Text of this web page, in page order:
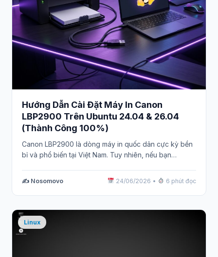
Hướng Dẫn Cài Đặt Máy In Canon
LBP2900 Trên Ubuntu 24.04 & 26.04
(Thành Công 100%)
Canon LBP2900 là dòng máy in quốc dân cực kỳ bền
bỉ và phổ biến tại Việt Nam. Tuy nhiên, nếu bạn…
✍️ Nosomovo 24/06/2026 • 6 phút đọc
Linux